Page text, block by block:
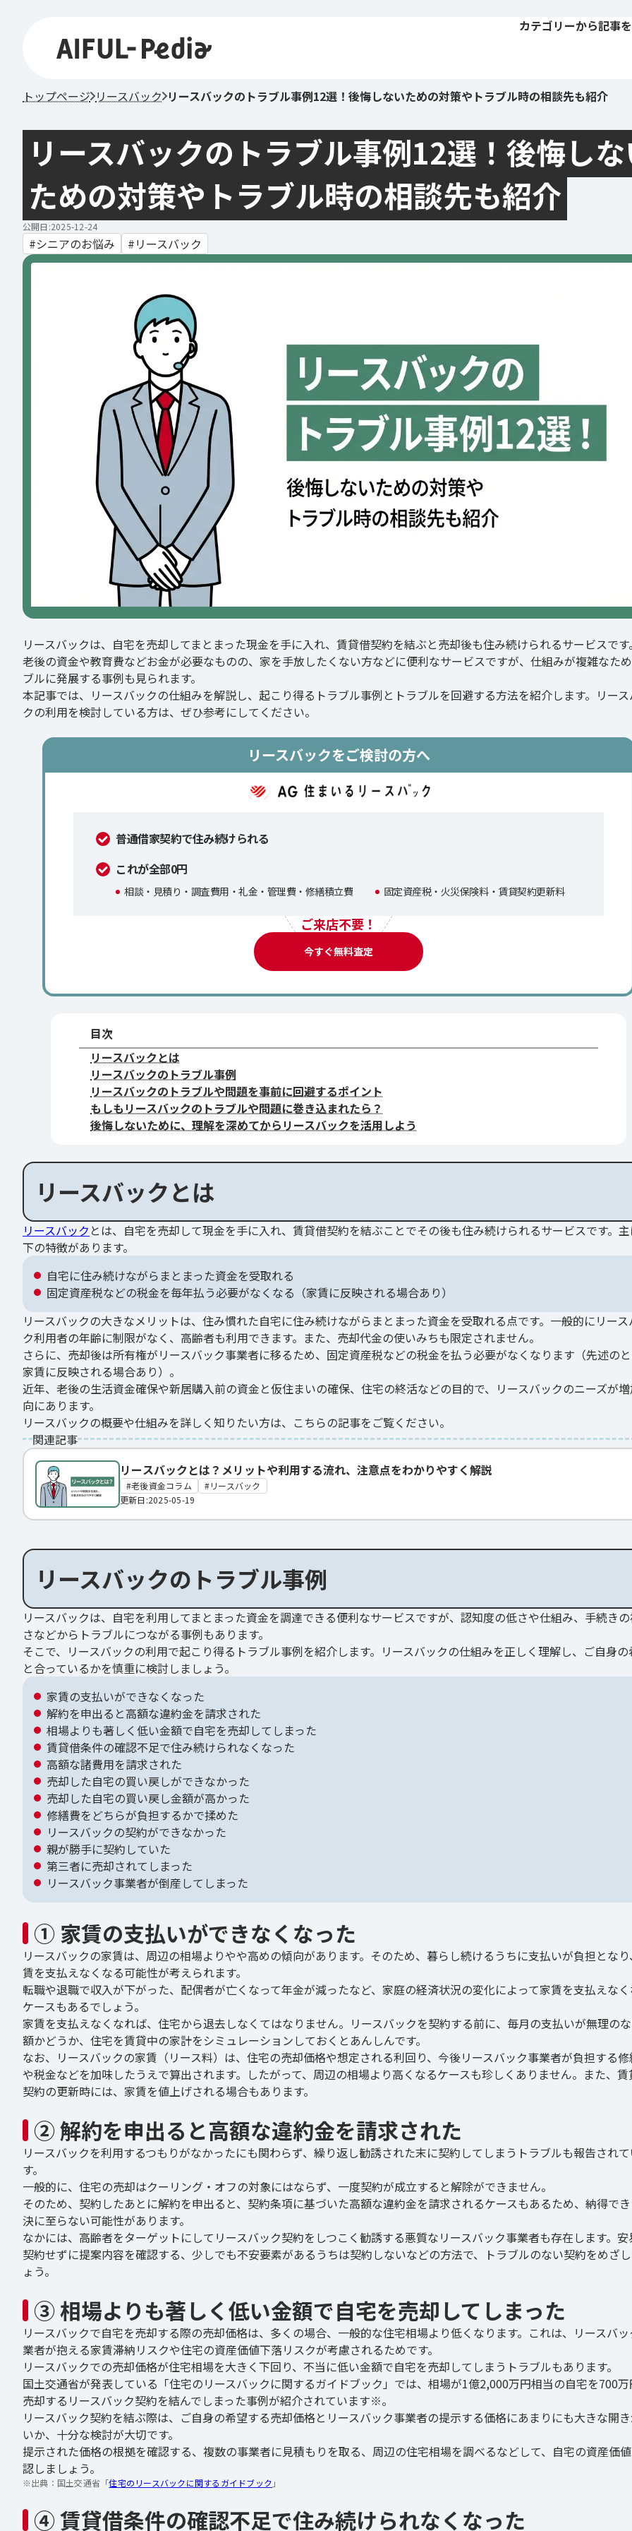
カテゴリーから記事
トップページ リースバック リースバックのトラブル事例12選！後悔しないための対策やトラブル時の相談先も紹介
リースバックのトラブル事例12選！後悔し
ための対策やトラブル時の相談先も紹介
公開日:2025-12-24
シニアのお悩み リースバック
リースバックは、自宅を売却してまとまった現金を手に入れ、賃貸借契約を結ぶと売却後も住み続けられるサービスです。
老後の資金や教育費などお金が必要なものの、家を手放したくない方などに便利なサービスですが、仕組みが複雑なた
ブルに発展する事例も見られます。
本記事では、リースバックの仕組みを解説し、起こり得るトラブル事例とトラブルを回避する方法を紹介します。リース
クの利用を検討している方は、ぜひ参考にしてください。
リースバックをご検討の方へ
普通借家契約で住み続けられる
これが全部0円
相談・見積り・調査費用・礼金・管理費・修繕積立費 固定資産税・火災保険料・賃貸契約更新料
ご来店不要！
今すぐ無料査定
目次
リースバックとは
リースバックのトラブル事例
リースバックのトラブルや問題を事前に回避するポイント
もしもリースバックのトラブルや問題に巻き込まれたら？
後悔しないために、理解を深めてからリースバックを活用しよう
リースバックとは
リースバック とは、自宅を売却して現金を手に入れ、賃貸借契約を結ぶことでその後も住み続けられるサービスです。
下の特徴があります。
自宅に住み続けながらまとまった資金を受取れる
固定資産税などの税金を毎年払う必要がなくなる（家賃に反映される場合あり）
リースバックの大きなメリットは、住み慣れた自宅に住み続けながらまとまった資金を受取れる点です。一般的にリース
ク利用者の年齢に制限がなく、高齢者も利用できます。また、売却代金の使いみちも限定されません。
さらに、売却後は所有権がリースバック事業者に移るため、固定資産税などの税金を払う必要がなくなります（先述の
家賃に反映される場合あり）。
近年、老後の生活資金確保や新居購入前の資金と仮住まいの確保、住宅の終活などの目的で、リースバックのニーズが
向にあります。
リースバックの概要や仕組みを詳しく知りたい方は、こちらの記事をご覧ください。
関連記事
リースバックとは？メリットや利用する流れ、注意点をわかりやすく解説
老後資金コラム
リースバック
更新日:2025-05-19
リースバックのトラブル事例
リースバックは、自宅を利用してまとまった資金を調達できる便利なサービスですが、認知度の低さや仕組み、手続き
さなどからトラブルにつながる事例もあります。
そこで、リースバックの利用で起こり得るトラブル事例を紹介します。リースバックの仕組みを正しく理解し、ご自身の
と合っているかを慎重に検討しましょう。
家賃の支払いができなくなった
解約を申出ると高額な違約金を請求された
相場よりも著しく低い金額で自宅を売却してしまった
賃貸借条件の確認不足で住み続けられなくなった
高額な諸費用を請求された
売却した自宅の買い戻しができなかった
売却した自宅の買い戻し金額が高かった
修繕費をどちらが負担するかで揉めた
リースバックの契約ができなかった
親が勝手に契約していた
第三者に売却されてしまった
リースバック事業者が倒産してしまった
① 家賃の支払いができなくなった
リースバックの家賃は、周辺の相場よりやや高めの傾向があります。そのため、暮らし続けるうちに支払いが負担となり
賃を支払えなくなる可能性が考えられます。
転職や退職で収入が下がった、配偶者が亡くなって年金が減ったなど、家庭の経済状況の変化によって家賃を支払えなく
ケースもあるでしょう。
家賃を支払えなくなれば、住宅から退去しなくてはなりません。リースバックを契約する前に、毎月の支払いが無理の
額かどうか、住宅を賃貸中の家計をシミュレーションしておくとあんしんです。
なお、リースバックの家賃（リース料）は、住宅の売却価格や想定される利回り、今後リースバック事業者が負担する修
や税金などを加味したうえで算出されます。したがって、周辺の相場より高くなるケースも珍しくありません。また、賃
契約の更新時には、家賃を値上げされる場合もあります。
② 解約を申出ると高額な違約金を請求された
リースバックを利用するつもりがなかったにも関わらず、繰り返し勧誘された末に契約してしまうトラブルも報告されて
す。
一般的に、住宅の売却はクーリング・オフの対象にはならず、一度契約が成立すると解除ができません。
そのため、契約したあとに解約を申出ると、契約条項に基づいた高額な違約金を請求されるケースもあるため、納得で
決に至らない可能性があります。
なかには、高齢者をターゲットにしてリースバック契約をしつこく勧誘する悪質なリースバック事業者も存在します。安
契約せずに提案内容を確認する、少しでも不安要素があるうちは契約しないなどの方法で、トラブルのない契約をめざ
ょう。
③ 相場よりも著しく低い金額で自宅を売却してしまった
リースバックで自宅を売却する際の売却価格は、多くの場合、一般的な住宅相場より低くなります。これは、リースバ
業者が抱える家賃滞納リスクや住宅の資産価値下落リスクが考慮されるためです。
リースバックでの売却価格が住宅相場を大きく下回り、不当に低い金額で自宅を売却してしまうトラブルもあります。
国土交通省が発表している「住宅のリースバックに関するガイドブック」では、相場が1億2,000万円相当の自宅を700万
売却するリースバック契約を結んでしまった事例が紹介されています※。
リースバック契約を結ぶ際は、ご自身の希望する売却価格とリースバック事業者の提示する価格にあまりにも大きな開
いか、十分な検討が大切です。
提示された価格の根拠を確認する、複数の事業者に見積もりを取る、周辺の住宅相場を調べるなどして、自宅の資産価
認しましょう。
※出典： 国土交通省「住宅のリースバックに関するガイドブック 」
④ 賃貸借条件の確認不足で住み続けられなくなった